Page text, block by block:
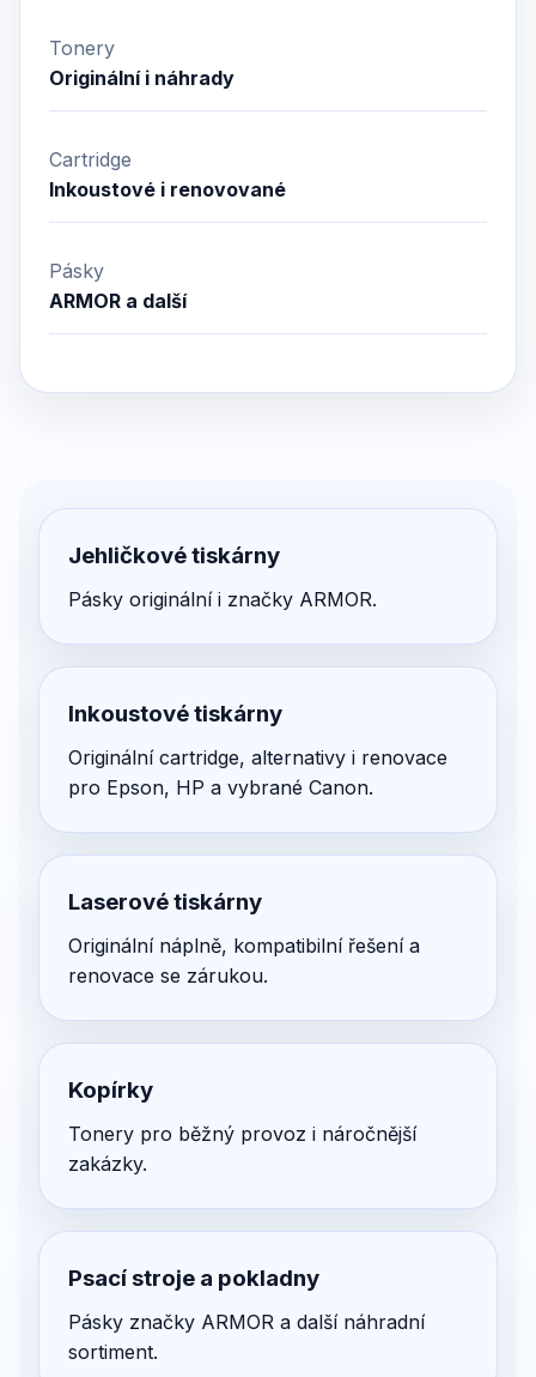
Tonery
Originální i náhrady
Cartridge
Inkoustové i renovované
Pásky
ARMOR a další
Jehličkové tiskárny
Pásky originální i značky ARMOR.
Inkoustové tiskárny
Originální cartridge, alternativy i renovace
pro Epson, HP a vybrané Canon.
Laserové tiskárny
Originální náplně, kompatibilní řešení a
renovace se zárukou.
Kopírky
Tonery pro běžný provoz i náročnější
zakázky.
Psací stroje a pokladny
Pásky značky ARMOR a další náhradní
sortiment.